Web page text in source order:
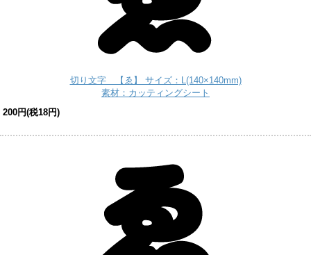
切り文字 【ゑ】 サイズ：L(140×140mm)
素材：カッティングシート
200円(税18円)